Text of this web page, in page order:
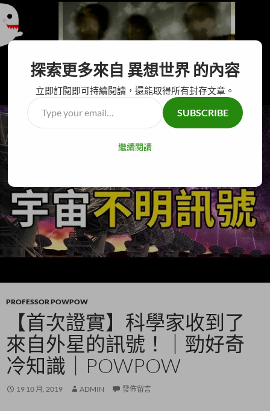
異想世界
要
容
PROFESSOR POWPOW
【首次證實】科學家收到了
來自外星的訊號！｜勁好奇
冷知識｜POWPOW
19 10 月, 2019 ADMIN 發佈留言
探索更多來自 異想世界 的內容
立即訂閱即可持續閱讀，還能取得所有封存文章。
Type
your
SUBSCRIBE
繼續閱讀